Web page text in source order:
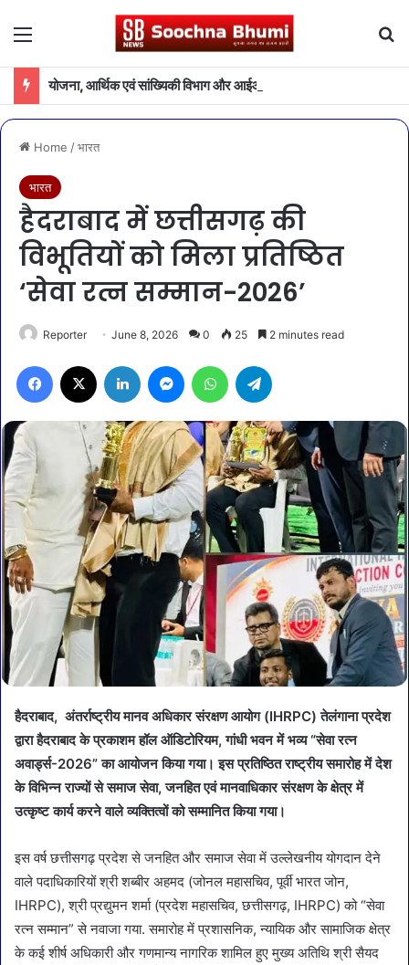
Menu
Home /भारत
भारत
हैदराबाद में छत्तीसगढ़ की
विभूतियों को मिला प्रतिष्ठित
‘सेवा रत्न सम्मान-2026’
Reporter June 8, 2026 0 25 2 minutes read
Facebook LinkedIn MessengerWhatsApp
हैदराबाद, अंतर्राष्ट्रीय मानव अधिकार संरक्षण आयोग (IHRPC) तेलंगाना प्रदेश
द्वारा हैदराबाद के प्रकाशम हॉल ऑडिटोरियम, गांधी भवन में भव्य “सेवा रत्न
अवार्ड्स-2026” का आयोजन किया गया। इस प्रतिष्ठित राष्ट्रीय समारोह में देश
के विभिन्न राज्यों से समाज सेवा, जनहित एवं मानवाधिकार संरक्षण के क्षेत्र में
उत्कृष्ट कार्य करने वाले व्यक्तित्वों को सम्मानित किया गया।
इस वर्ष छत्तीसगढ़ प्रदेश से जनहित और समाज सेवा में उल्लेखनीय योगदान देने
वाले पदाधिकारियों श्री शब्बीर अहमद (जोनल महासचिव, पूर्वी भारत जोन,
IHRPC), श्री प्रद्युमन शर्मा (प्रदेश महासचिव, छत्तीसगढ़, IHRPC) को “सेवा
रत्न सम्मान” से नवाजा गया. समारोह में प्रशासनिक, न्यायिक और सामाजिक क्षेत्र
के कई शीर्ष अधिकारी और गणमान्य नागरिक शामिल हुए मुख्य अतिथि श्री सैयद